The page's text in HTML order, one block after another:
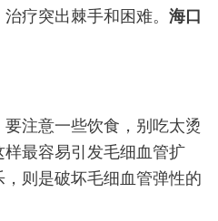
疗突出棘手和困难。 海口
注意一些饮食，别吃太烫
最容易引发毛细血管扩
则是破坏毛细血管弹性的